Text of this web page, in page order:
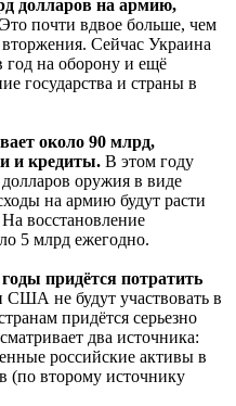
долларов на армию,
Это почти вдвое больше, чем
Сейчас Украина
год на оборону и ещё
государства и страны в
около 90 млрд,
и кредиты. В этом году
оружия в виде
на армию будут расти
восстановление
5 млрд ежегодно.
придётся потратить
США не будут участвовать в
придётся серьезно
два источника:
российские активы в
(по второму источнику